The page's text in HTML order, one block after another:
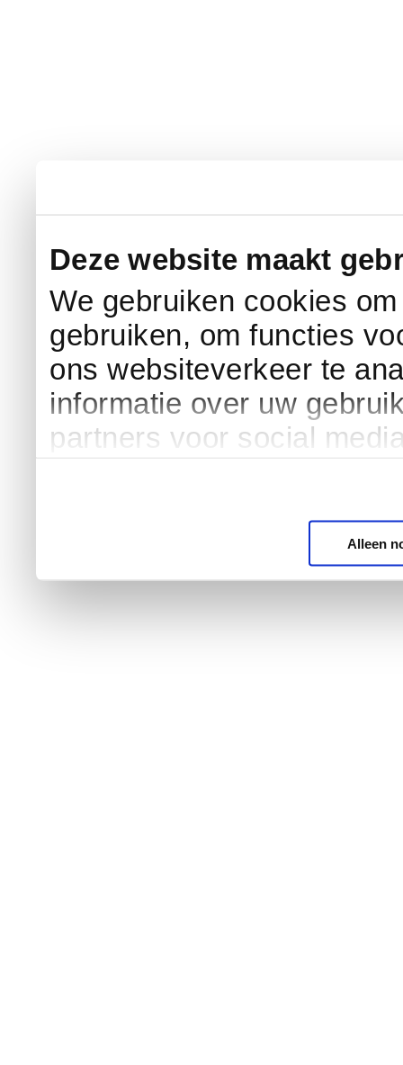
Deze website maakt
We gebruiken cookies
gebruiken, om functies
ons websiteverkeer te
informatie over uw
partners voor social
Alleen